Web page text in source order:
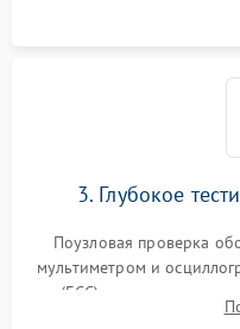
3. Глубокое
Поузловая проверка
мультиметром и
(ECC) и состояния